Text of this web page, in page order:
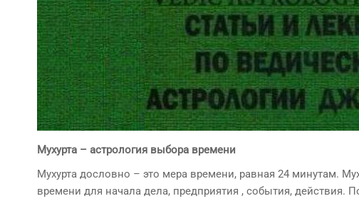
Мухурта – астрология выбора времени
Мухурта дословно – это мера времени, равная 24 минутам.
времени для начала дела, предприятия , события, действия.